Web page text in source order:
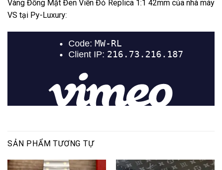
Vàng Đồng Mặt Đen Viền Đỏ Replica 1:1 42mm của nhà máy
VS tại Py-Luxury:
SẢN PHẨM TƯƠNG TỰ